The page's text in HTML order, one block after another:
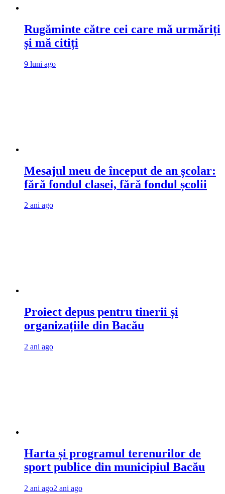
Rugăminte către cei care mă urmăriți
și mă citiți
9 luni ago
Mesajul meu de început de an școlar:
fără fondul clasei, fără fondul școlii
2 ani ago
Proiect depus pentru tinerii și
organizațiile din Bacău
2 ani ago
Harta și programul terenurilor de
sport publice din municipiul Bacău
2 ani ago2 ani ago